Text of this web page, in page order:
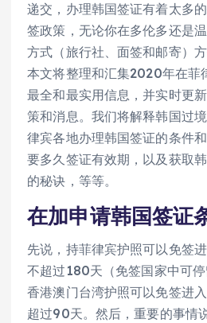
递交，办理韩国签证有着太多
签政策，无论你在多伦多还是
方式（旅行社、面签和邮寄）
本文将整理和汇集2020年在菲
最全和最实用信息，并实时更
策和消息。我们将解释韩国过
律宾各地办理韩国签证的条件
要多久签证有效期，以及获取
的秘诀，等等。
在加申请韩国签证
先说，持菲律宾护照可以免签
不超过180天（免签国家中可
香港澳门台湾护照可以免签进
超过90天。然后，重要的事情